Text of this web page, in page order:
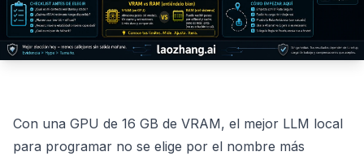
Con una GPU de 16 GB de VRAM, el mejor LLM local
para programar no se elige por el nombre más